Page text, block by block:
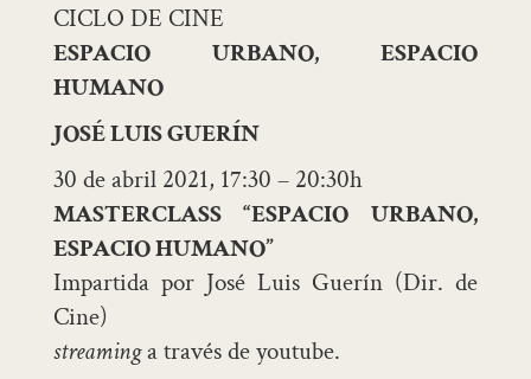
CICLO DE CINE
ESPACIO URBANO, ESPACIO
HUMANO
JOSÉ LUIS GUERÍN
30 de abril 2021, 17:30 – 20:30h
MASTERCLASS “ESPACIO URBANO,
ESPACIO HUMANO”
Impartida por José Luis Guerín (Dir. de
Cine)
streaminga través deyoutube.